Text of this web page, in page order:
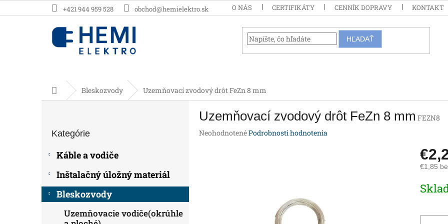
na
+421 944 959 528 obchod@hemielektro.sk O NÁS CERTIFIKÁTY CENNÍK DOPRAVY KONTAKT
HĽADAŤ
DomovBleskozvody Uzemňovací zvodový drôt FeZn 8 mm
l
kategórie
Kategórie
Káble a vodiče
Inštalačný úložný materiál
Bleskozvody
Uzemňovacie vodiče(okrúhle
Uzemňovací zvodový drôt FeZn 8 mm FEZN8
Priemerné
NeohodnotenéPodrobnosti hodnotenia
€1,85
cena: